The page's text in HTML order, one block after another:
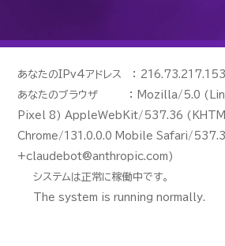
システムは正常に稼働中です。
The system is running normally.
あなたのIPv4アドレス ： 216.73.217.153
あなたのブラウザ ： Mozilla/5.0
Pixel 8) AppleWebKit/537.36
Chrome/131.0.0.0 Mobile Safari/
+claudebot@anthropic.com)